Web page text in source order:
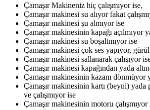
Çamaşır Makineniz hiç çalışmıyor ise,
Çamaşır makinesi su alıyor fakat
Çamaşır makinesi şu almıyor ise
Çamaşır makinesinin kapağı açılmıyor
Çamaşır makinesi su boşaltmıyor ise
Çamaşır makinesi çok ses yapıyor,
Çamaşır makinesi sallanarak çalışıyor
Çamaşır makinesi kapağından yada
Çamaşır makinesinin kazanı dönmüyor
Çamaşır makinesinin kartı (beyni) yada
ve çalışmıyor ise
Çamaşır makinesinin motoru çalışmıyor